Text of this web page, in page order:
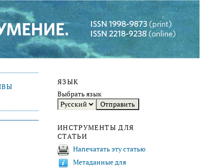
ЯЗЫК
Выбрать язык
ИНСТРУМЕНТЫ ДЛЯ
СТАТЬИ
Напечатать эту статью
Метаданные для